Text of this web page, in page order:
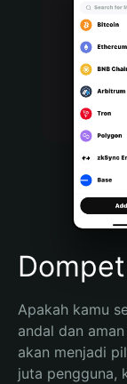
Português
Bahasa Indonesia
Português (Brasil)
Español
Apakah kamu
andal dan
akan menjadi
juta pengguna,